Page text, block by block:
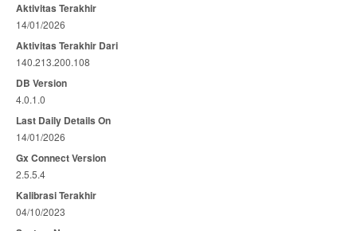
Aktivitas Terakhir
14/01/2026
Aktivitas Terakhir Dari
140.213.200.108
DB Version
4.0.1.0
Last Daily Details On
14/01/2026
Gx Connect Version
2.5.5.4
Kalibrasi Terakhir
04/10/2023